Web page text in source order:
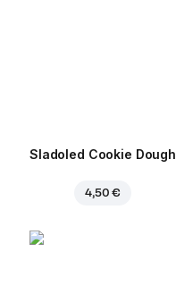
Sladoled Cookie Dough
4,50 €